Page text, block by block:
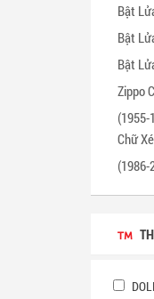
Bật
Bật
Bật
Zippo
(1955-
Chữ
(1986-